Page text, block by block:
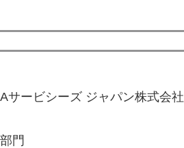
サービシーズ ジャパン株式会社
門